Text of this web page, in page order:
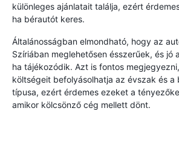
különleges ajánlatait találja, ezért
ha bérautót keres.
Általánosságban elmondható, hogy az
Szíriában meglehetősen ésszerűek, és jó
ha tájékozódik. Azt is fontos
költségeit befolyásolhatja az évszak és a
típusa, ezért érdemes ezeket a
amikor kölcsönző cég mellett dönt.